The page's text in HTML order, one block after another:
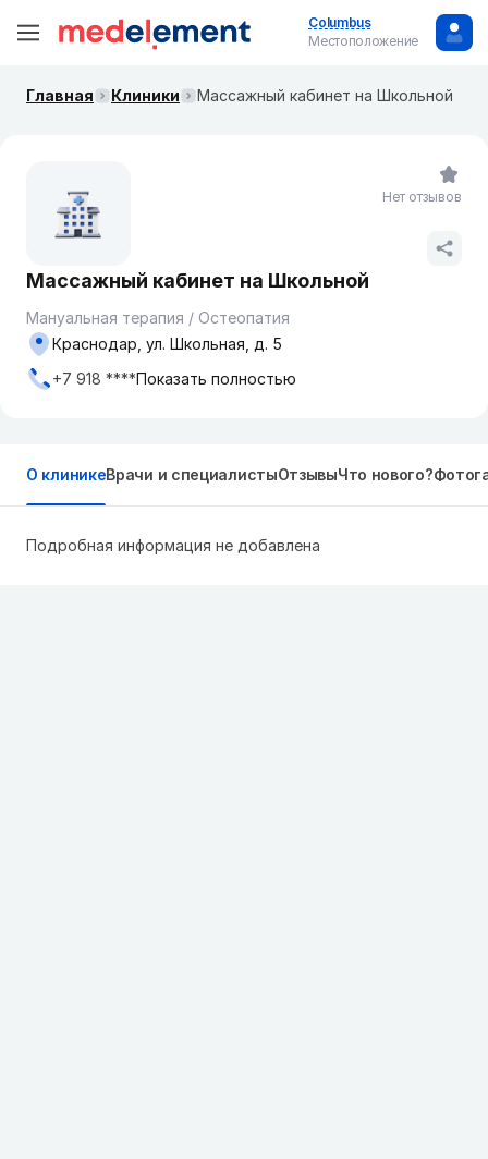
Columbus
Местоположение
Главная Клиники Массажный кабинет на Школьной
Массажный кабинет на Школьной
Мануальная терапия / Остеопатия
Краснодар, ул. Школьная, д. 5
+7 918 ****Показать полностью
Нет отзывов
О клиникеВрачи и специалистыОтзывыЧто нового?
Подробная информация не добавлена